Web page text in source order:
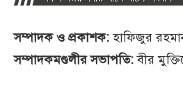
সম্পাদক ও প্রকাশক:হাফিজুর
সম্পাদকমণ্ডলীর সভাপতি:বীর